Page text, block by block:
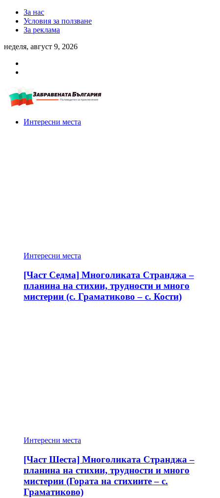
За нас
Условия за ползване
За реклама
неделя, август 9, 2026
Интересни места
Интересни места
[Част Седма] Многоликата Странджа –
планина на стихии, трудности и много
мистерии (с. Граматиково – с. Кости)
Интересни места
[Част Шеста] Многоликата Странджа –
планина на стихии, трудности и много
мистерии (Гората на стихиите – с.
Граматиково)